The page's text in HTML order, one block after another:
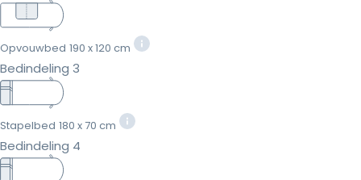
Opvouwbed 190 x 120 cm
Bedindeling 3
Stapelbed 180 x 70 cm
Bedindeling 4